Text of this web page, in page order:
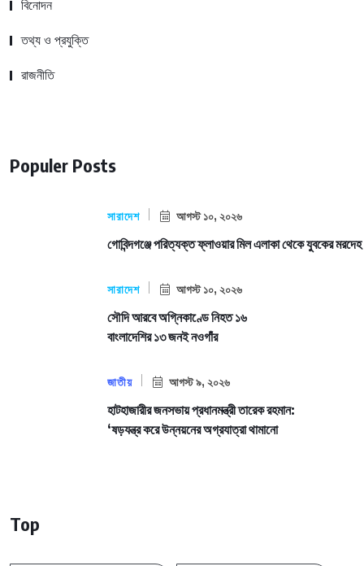
বিনোদন
তথ্য ও প্রযুক্তি
রাজনীতি
Populer Posts
সারাদেশ আগস্ট ১০, ২০২৬
গোবিন্দগঞ্জে পরিত্যক্ত ফ্লাওয়ার মিল এলাকা থেকে যুবকের
সারাদেশ আগস্ট ১০, ২০২৬
সৌদি আরবে অগ্নিকাণ্ডে নিহত ১৬
বাংলাদেশির ১৩ জনই নওগাঁর
জাতীয় আগস্ট ৯, ২০২৬
হাটহাজারীর জনসভায় প্রধানমন্ত্রী তারেক রহমান:
‘ষড়যন্ত্র করে উন্নয়নের অগ্রযাত্রা থামানো
Top